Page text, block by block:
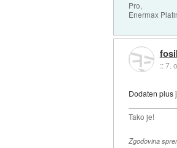
Pro,
Enermax
fosil
::7.
Dodaten plus
Tako je!
Zgodovina